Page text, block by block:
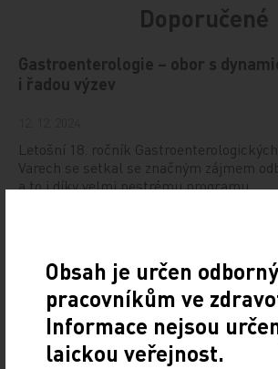
Doporučené
Gastroenterologie – obor s
i řadou výzev
Letošní 18. ročník
Varech se setkal se značným zájmem
a to i díky velmi pestrému programu,…
10. 12. 2024
Prof. MUDr. Jaroslavu Štěrbovi, Ph.D.,
dětské onkologie LF MU a FN Brno a
z výzkumných skupin Národního ústavu…
Obsah je určen
pracovníkům ve
Informace nejsou
laickou veřejnost.